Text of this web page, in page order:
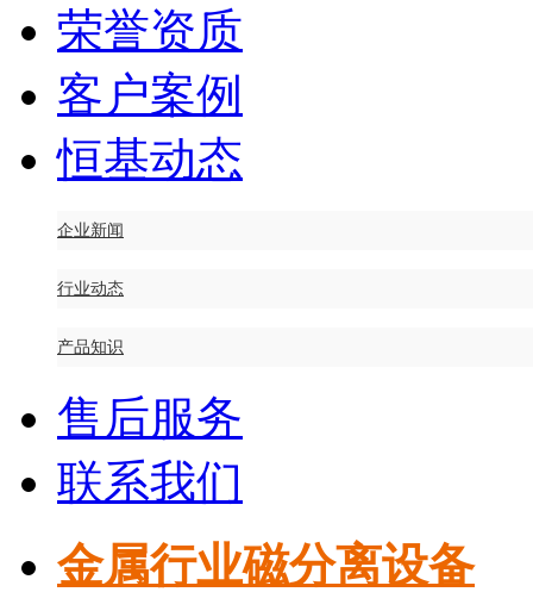
荣誉资质
客户案例
恒基动态
企业新闻
行业动态
产品知识
售后服务
联系我们
金属行业磁分离设备